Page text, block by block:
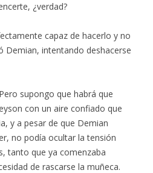
¿verdad?
capaz de hacerlo y no
intentando deshacerse
supongo que habrá que
con un aire confiado que
y a pesar de que Demian
no podía ocultar la tensión
tanto que ya comenzaba
de rascarse la muñeca.